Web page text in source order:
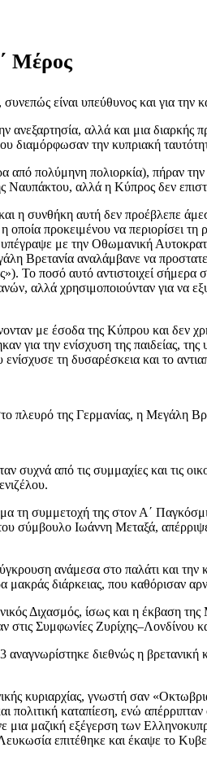
Μέρος
είναι υπεύθυνος και για
ανεξαρτησία, αλλά και μια
διαμόρφωσαν την κυπριακή
πολύμηνη πολιορκία), πήραν
Ναυπάκτου, αλλά η Κύπρος δεν
η συνθήκη αυτή δεν προέβλεπε
προκειμένου να περιορίσει
υπέγραψε με την Οθωμανική
Βρετανία αναλάμβανε να
Το ποσό αυτό αντιστοιχεί
αλλά χρησιμοποιούνταν για να
με έσοδα της Κύπρου και δεν
για την ενίσχυση της παιδείας,
τη δυσαρέσκεια και το
πλευρό της Γερμανίας, η Μεγάλη
συχνά από τις συμμαχίες και
τη συμμετοχή της στον Α΄
σύμβουλο Ιωάννη Μεταξά,
ανάμεσα στο παλάτι και την
μακράς διάρκειας, που καθόρισαν
Διχασμός, ίσως και η έκβαση
στις Συμφωνίες Ζυρίχης–Λονδίνου
διεθνώς η
κυριαρχίας, γνωστή σαν
πολιτική καταπίεση, ενώ
μια μαζική εξέγερση των
επιτέθηκε και έκαψε το